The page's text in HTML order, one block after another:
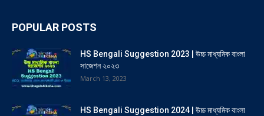
POPULAR POSTS
HS Bengali Suggestion 2023 | উচ্চ মাধ্যমিক বাংলা
সাজেশন ২০২৩
March 13, 2023
HS Bengali Suggestion 2024 | উচ্চ মাধ্যমিক বাংলা